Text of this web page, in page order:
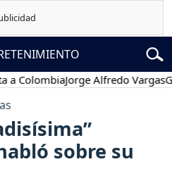
Jorge Alfredo Vargas
sobre su